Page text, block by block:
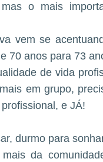
o mais
vem se
70 anos para 73
de vida
em grupo,
e JÁ!
durmo para
da